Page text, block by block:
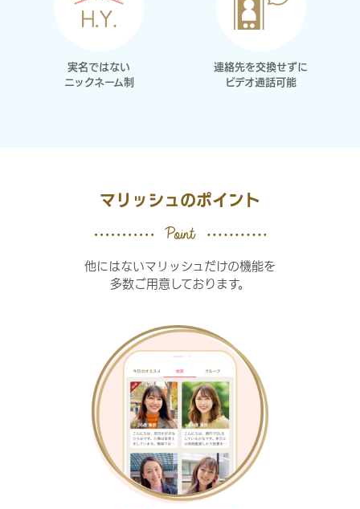
実名ではない
ニックネーム制
連絡先を交換せずに
ビデオ通話可能
マリッシュのポイント
他にはないマリッシュだけの機能を
多数ご用意しております。